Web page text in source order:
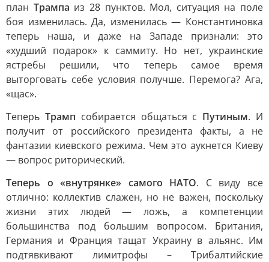
план Трампа из 28 пунктов. Мол, ситуация на поле
боя изменилась. Да, изменилась — Константиновка
теперь наша, и даже на Западе признали: это
«худший подарок» к саммиту. Но нет, украинские
ястребы решили, что теперь самое время
выторговать себе условия получше. Перемога? Ага,
«щас».
Теперь Трамп собирается общаться с Путиным. И
получит от российского президента факты, а не
фантазии киевского режима. Чем это аукнется Киеву
— вопрос риторический.
Теперь о «внутрянке» самого НАТО. С виду все
отлично: коллектив слажен, но не важен, поскольку
жизни этих людей — ложь, а компетенции
большинства под большим вопросом. Британия,
Германия и Франция тащат Украину в альянс. Им
подтявкивают лимитрофы – Трибалтийские